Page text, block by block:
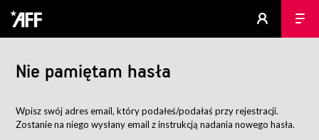
Nie pamiętam hasła
Wpisz swój adres email, który podałeś/podałaś przy rejestracji.
Zostanie na niego wysłany email z instrukcją nadania nowego hasła.